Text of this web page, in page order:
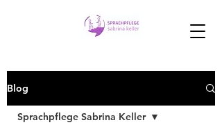
Blog
Sprachpflege Sabrina Keller